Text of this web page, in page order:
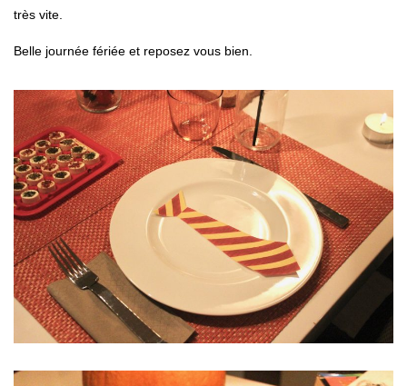
très vite.
Belle journée fériée et reposez vous bien.